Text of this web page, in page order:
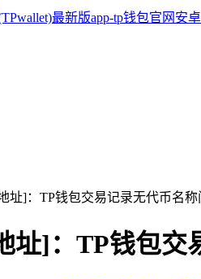
址]：TP钱包交易记录无代币名
址]：TP钱包交